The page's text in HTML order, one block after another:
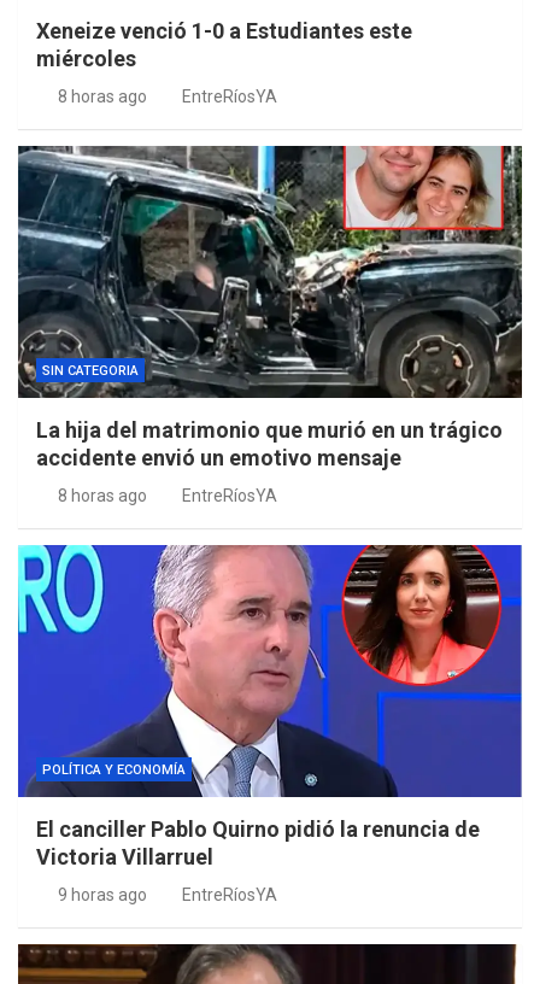
Xeneize venció 1-0 a Estudiantes este
miércoles
8 horas ago EntreRíosYA
SIN CATEGORIA
La hija del matrimonio que murió en un trágico
accidente envió un emotivo mensaje
8 horas ago EntreRíosYA
POLÍTICA Y ECONOMÍA
El canciller Pablo Quirno pidió la renuncia de
Victoria Villarruel
9 horas ago EntreRíosYA